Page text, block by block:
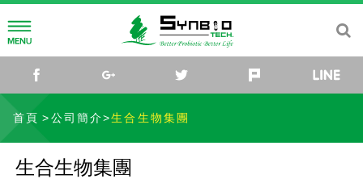
公司簡介
生合生物集團
益生菌研發
facebook google+
首頁 公司簡介 生合生物集團
生合生物集團